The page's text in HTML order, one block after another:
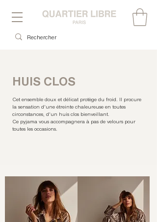
HUIS CLOS
Cet ensemble doux et délicat protège du froid. Il procure
la sensation d'une étreinte chaleureuse en toutes
circonstances, d'un huis clos bienveillant.
Ce pyjama vous accompagnera à pas de velours pour
toutes les occasions.